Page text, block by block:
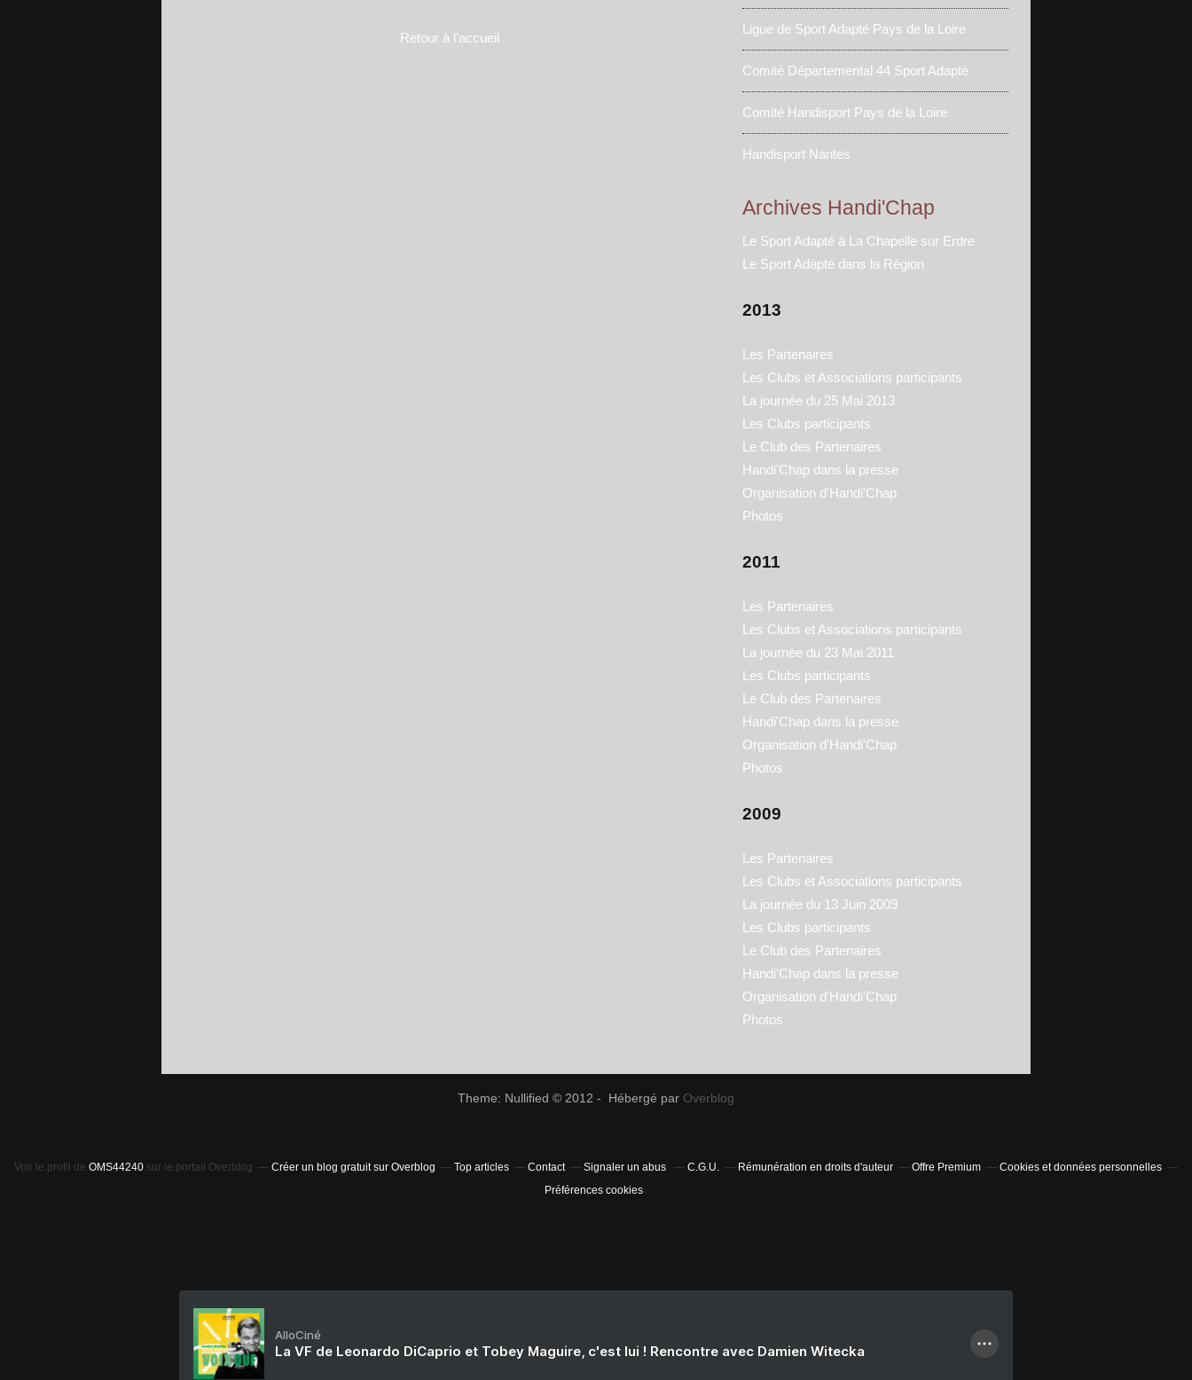
Retour à l'accueil
Ligue de Sport Adapté Pays de la Loire
Comité Départemental 44 Sport Adapté
Comité Handisport Pays de la Loire
Handisport Nantes
Archives Handi'Chap
Le Sport Adapté à La Chapelle sur Erdre
Le Sport Adapté dans la Région
2013
Les Partenaires
Les Clubs et Associations participants
La journée du 25 Mai 2013
Les Clubs participants
Le Club des Partenaires
Handi'Chap dans la presse
Organisation d'Handi'Chap
Photos
2011
Les Partenaires
Les Clubs et Associations participants
La journée du 23 Mai 2011
Les Clubs participants
Le Club des Partenaires
Handi'Chap dans la presse
Organisation d'Handi'Chap
Photos
2009
Les Partenaires
Les Clubs et Associations participants
La journée du 13 Juin 2009
Les Clubs participants
Le Club des Partenaires
Handi'Chap dans la presse
Organisation d'Handi'Chap
Photos
Theme: Nullified © 2012 - Hébergé par Overblog
Voir le profil de OMS44240 sur le portail Overblog Créer un blog gratuit sur Overblog Top articles Contact Signaler un abus C.G.U. Rémunération en droits d'auteur Offre Premium
Cookies et données personnelles
Préférences cookies
AlloCiné
La VF de Leonardo DiCaprio et Tobey Maguire, c'est lui ! Rencontre avec Damien Witecka